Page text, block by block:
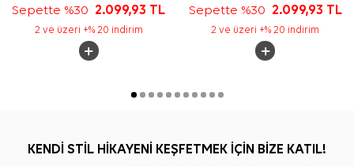
Sepette %30 2.099,93 TL
2 ve üzeri +% 20 indirim
Sepette %30 2.099,93 TL
2 ve üzeri +% 20 indirim
KENDİ STİL HİKAYENİ KEŞFETMEK İÇİN BİZE KATIL!